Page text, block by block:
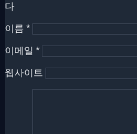
다
이름 *
이메일 *
웹사이트